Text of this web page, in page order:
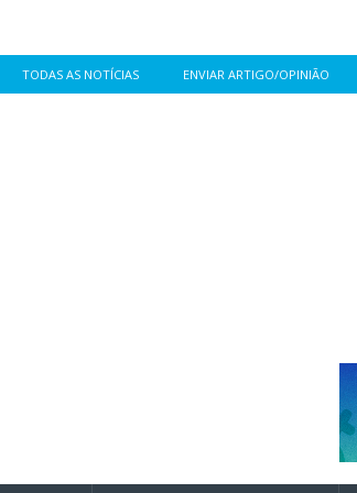
TODAS AS NOTÍCIAS ENVIAR ARTIGO/OPINIÃO